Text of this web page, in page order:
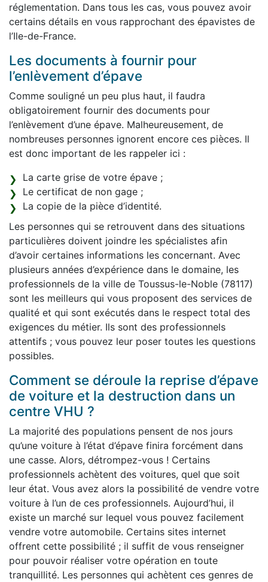
réglementation. Dans tous les cas, vous pouvez avoir
certains détails en vous rapprochant des épavistes de
l’Ile-de-France.
Les documents à fournir pour
l’enlèvement d’épave
Comme souligné un peu plus haut, il faudra
obligatoirement fournir des documents pour
l’enlèvement d’une épave. Malheureusement, de
nombreuses personnes ignorent encore ces pièces. Il
est donc important de les rappeler ici :
La carte grise de votre épave ;
Le certificat de non gage ;
La copie de la pièce d’identité.
Les personnes qui se retrouvent dans des situations
particulières doivent joindre les spécialistes afin
d’avoir certaines informations les concernant. Avec
plusieurs années d’expérience dans le domaine, les
professionnels de la ville de Toussus-le-Noble (78117)
sont les meilleurs qui vous proposent des services de
qualité et qui sont exécutés dans le respect total des
exigences du métier. Ils sont des professionnels
attentifs ; vous pouvez leur poser toutes les questions
possibles.
Comment se déroule la reprise d’épave
de voiture et la destruction dans un
centre VHU ?
La majorité des populations pensent de nos jours
qu’une voiture à l’état d’épave finira forcément dans
une casse. Alors, détrompez-vous ! Certains
professionnels achètent des voitures, quel que soit
leur état. Vous avez alors la possibilité de vendre votre
voiture à l’un de ces professionnels. Aujourd’hui, il
existe un marché sur lequel vous pouvez facilement
vendre votre automobile. Certains sites internet
offrent cette possibilité ; il suffit de vous renseigner
pour pouvoir réaliser votre opération en toute
tranquillité. Les personnes qui achètent ces genres de